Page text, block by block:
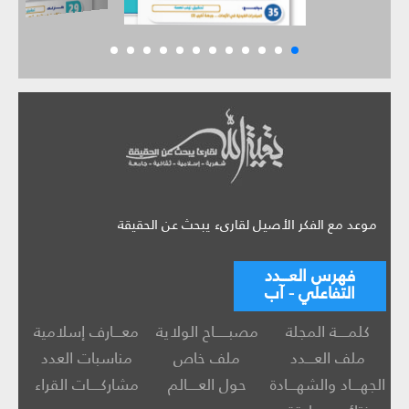
موعد مع الفكر الأصيل لقارىء يبحث عن الحقيقة
فهرس العـــدد
التفاعلي - آب
كلمــــة المجلة مصبـــــاح الولاية
معـــارف إسلامية
ملف العـــدد
ملف خاص
مناسبات العدد
الجهـــاد والشهـــادة
حول العــــالم
مشاركــــات القراء